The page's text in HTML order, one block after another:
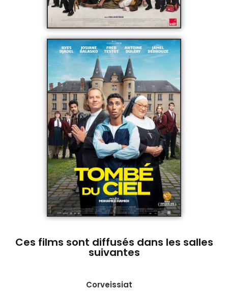
Ces films sont diffusés dans les salles
suivantes
Corveissiat